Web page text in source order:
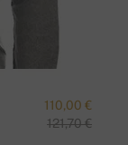
110,00 €
121,70 €